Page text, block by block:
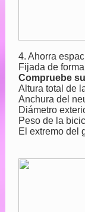
4. Ahorra
Fijada de
Compruebe
Altura total de
Anchura del
Diámetro
Peso de la
El extremo del